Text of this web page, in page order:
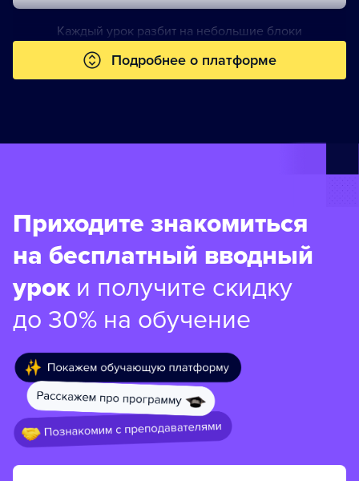
Каждый урок разбит на небольшие блоки
Подробнее о платформе
Приходите знакомиться
на бесплатный вводный
уроки получите скидку
до 30% на обучение